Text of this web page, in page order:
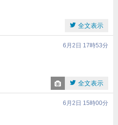
全文表示
6月2日 17時53分
全文表示
6月2日 15時00分